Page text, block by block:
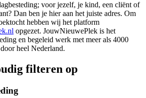
voor jezelf, je kind, een cliënt of
Dan ben je hier aan het juiste adres. Om
hebben wij het platform
opgezet. JouwNieuwePlek is het
en begeleid werk met meer als 4000
heel Nederland.
filteren op